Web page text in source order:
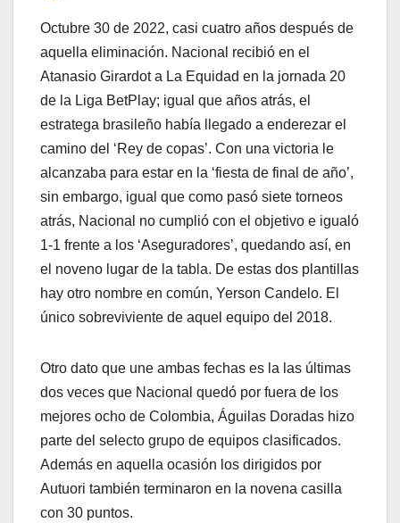
Octubre 30 de 2022, casi cuatro años después de
aquella eliminación. Nacional recibió en el
Atanasio Girardot a La Equidad en la jornada 20
de la Liga BetPlay; igual que años atrás, el
estratega brasileño había llegado a enderezar el
camino del ‘Rey de copas’. Con una victoria le
alcanzaba para estar en la ‘fiesta de final de año’,
sin embargo, igual que como pasó siete torneos
atrás, Nacional no cumplió con el objetivo e igualó
1-1 frente a los ‘Aseguradores’, quedando así, en
el noveno lugar de la tabla. De estas dos plantillas
hay otro nombre en común, Yerson Candelo. El
único sobreviviente de aquel equipo del 2018.
Otro dato que une ambas fechas es la las últimas
dos veces que Nacional quedó por fuera de los
mejores ocho de Colombia, Águilas Doradas hizo
parte del selecto grupo de equipos clasificados.
Además en aquella ocasión los dirigidos por
Autuori también terminaron en la novena casilla
con 30 puntos.